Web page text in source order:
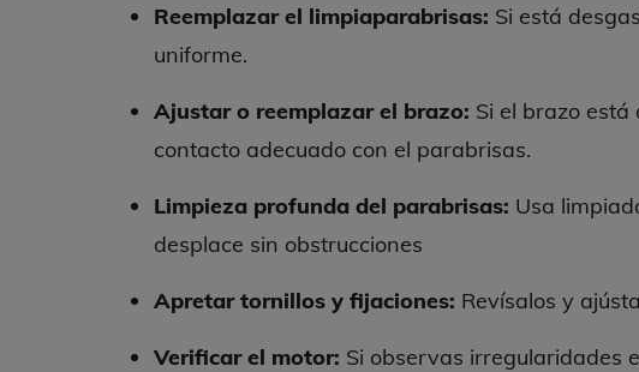
Reemplazar el limpiaparabrisas: Si está
uniforme.
Ajustar o reemplazar el brazo: Si el brazo
contacto adecuado con el parabrisas.
Limpieza profunda del parabrisas: Usa
desplace sin obstrucciones
Apretar tornillos y fijaciones: Revísalos y
Verificar el motor: Si observas irregularidades